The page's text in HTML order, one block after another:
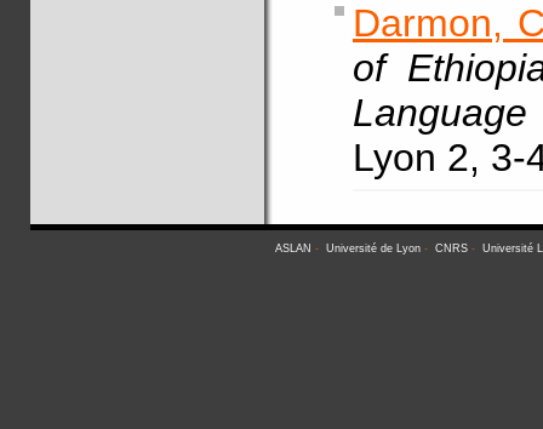
Darmon,
of
Lyon 2,
ASLAN - Université de Lyon- CNRS- Université